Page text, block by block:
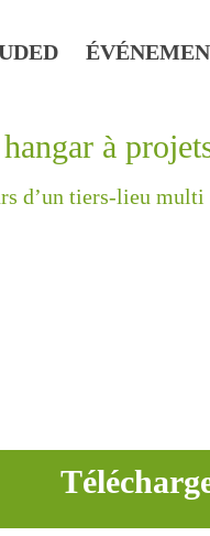
à
d’un tiers-lieu